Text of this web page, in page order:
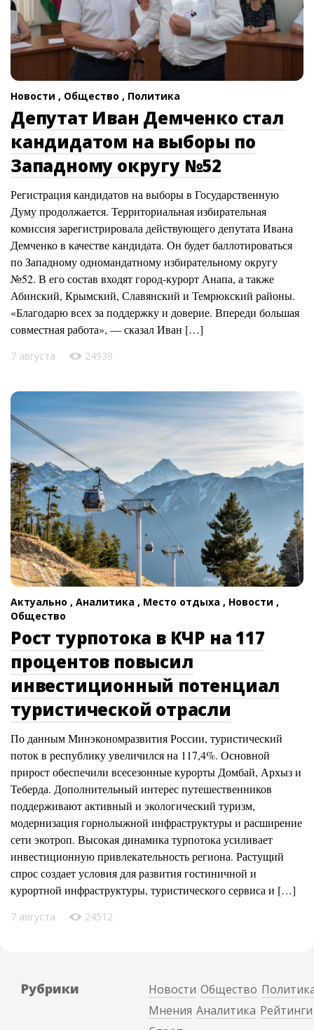
Новости , Общество , Политика
Депутат Иван Демченко стал
кандидатом на выборы по
Западному округу №52
Регистрация кандидатов на выборы в Государственную
Думу продолжается. Территориальная избирательная
комиссия зарегистрировала действующего депутата Ивана
Демченко в качестве кандидата. Он будет баллотироваться
по Западному одномандатному избирательному округу
№52. В его состав входят город-курорт Анапа, а также
Абинский, Крымский, Славянский и Темрюкский районы.
«Благодарю всех за поддержку и доверие. Впереди большая
совместная работа», — сказал Иван […]
7 августа 24939
Актуально , Аналитика , Место отдыха , Новости ,
Общество
Рост турпотока в КЧР на 117
процентов повысил
инвестиционный потенциал
туристической отрасли
По данным Минэкономразвития России, туристический
поток в республику увеличился на 117,4%. Основной
прирост обеспечили всесезонные курорты Домбай, Архыз и
Теберда. Дополнительный интерес путешественников
поддерживают активный и экологический туризм,
модернизация горнолыжной инфраструктуры и расширение
сети экотроп. Высокая динамика турпотока усиливает
инвестиционную привлекательность региона. Растущий
спрос создает условия для развития гостиничной и
курортной инфраструктуры, туристического сервиса и […]
7 августа 24512
Рубрики Новости Общество
Мнения Аналитика Рейтинги